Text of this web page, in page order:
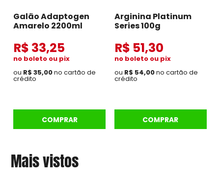
Galão Adaptogen
Amarelo 2200ml
R$ 33,25
no boleto ou pix
ou R$ 35,00no cartão de
crédito
COMPRAR
Arginina Platinum
Series 100g
R$ 51,30
no boleto ou pix
ou R$ 54,00no cartão de
crédito
COMPRAR
Mais vistos